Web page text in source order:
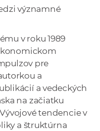
významné
v roku 1989
pre
a
a vedeckých
na začiatku
tendencie v
a štruktúrna